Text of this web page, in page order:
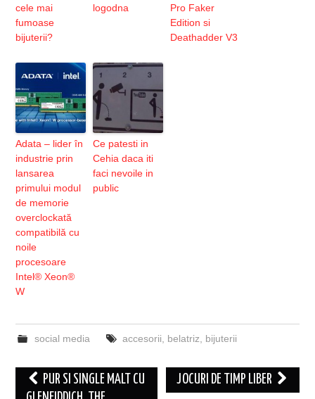
cele mai
fumoase
bijuterii?
logodna
Pro Faker
Edition si
Deathadder V3
Adata – lider în
industrie prin
lansarea
primului modul
de memorie
overclockată
compatibilă cu
noile
procesoare
Intel® Xeon®
W
Ce patesti in
Cehia daca iti
faci nevoile in
public
social media accesorii belatriz bijuterii
Post PUR SI SINGLE MALT CU
JOCURI DE TIMP LIBER